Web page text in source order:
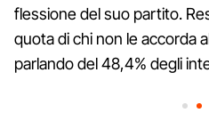
flessione del suo partito.
quota di chi non le accorda
parlando del 48,4% degli